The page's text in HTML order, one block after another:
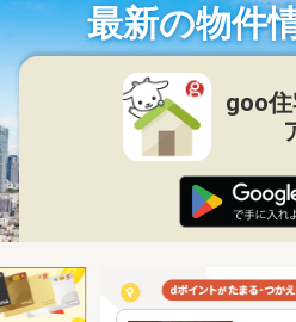
最新の物件
goo